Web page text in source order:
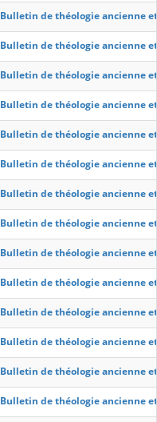
Bulletin de théologie ancienne
Bulletin de théologie ancienne
Bulletin de théologie ancienne
Bulletin de théologie ancienne
Bulletin de théologie ancienne
Bulletin de théologie ancienne
Bulletin de théologie ancienne
Bulletin de théologie ancienne
Bulletin de théologie ancienne
Bulletin de théologie ancienne
Bulletin de théologie ancienne
Bulletin de théologie ancienne
Bulletin de théologie ancienne
Bulletin de théologie ancienne